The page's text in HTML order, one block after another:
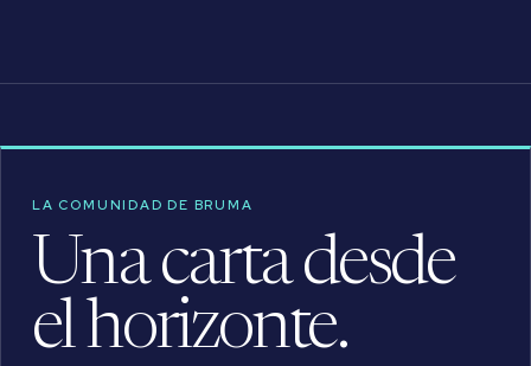
LA COMUNIDAD DE BRUMA
Una carta desde
el horizonte.